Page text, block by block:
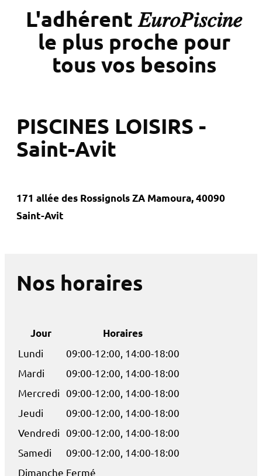
L'adhérent 𝐸𝑢𝑟𝑜𝑃𝑖𝑠𝑐𝑖𝑛𝑒
le plus proche pour
tous vos besoins
PISCINES LOISIRS -
Saint-Avit
171 allée des Rossignols ZA Mamoura, 40090
Saint-Avit
Nos horaires
Jour
Horaires
Lundi
09:00-12:00, 14:00-18:00
Mardi
09:00-12:00, 14:00-18:00
Mercredi 09:00-12:00, 14:00-18:00
Jeudi
09:00-12:00, 14:00-18:00
Vendredi 09:00-12:00, 14:00-18:00
Samedi
09:00-12:00, 14:00-18:00
Dimanche Fermé